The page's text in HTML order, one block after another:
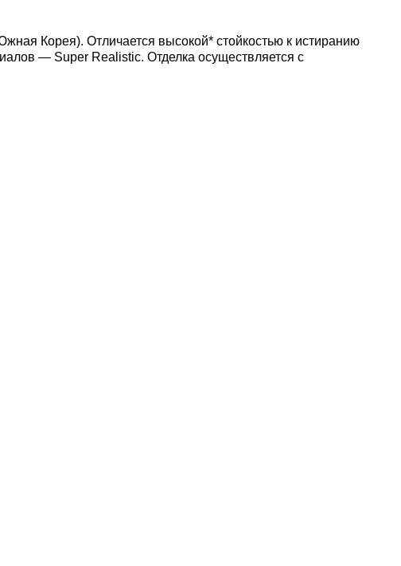
Корея). Отличается высокой* стойкостью к истиранию
— Super Realistic. Отделка осуществляется с